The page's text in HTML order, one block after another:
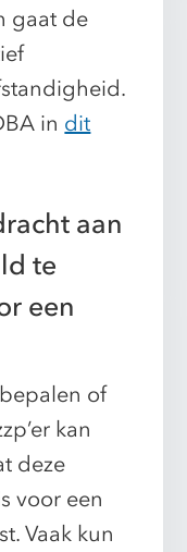
gaat de
in dit
aan
te
een
of
kan
deze
voor een
Vaak kun